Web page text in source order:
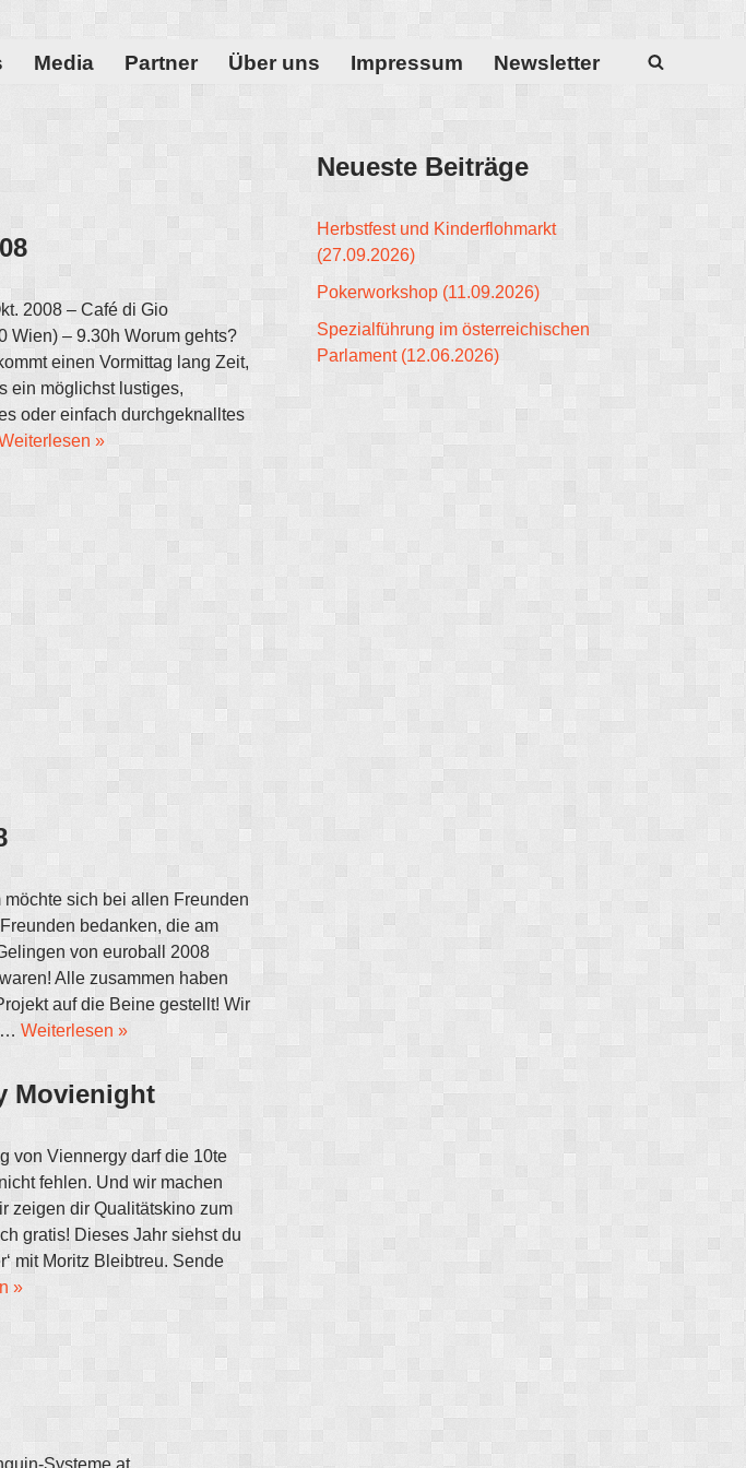
Media Partner Über uns Impressum Newsletter
2008 – Café di Gio
Wien) – 9.30h Worum gehts?
einen Vormittag lang Zeit,
ein möglichst lustiges,
oder einfach durchgeknalltes
»
möchte sich bei allen Freunden
bedanken, die am
von euroball 2008
Alle zusammen haben
auf die Beine gestellt! Wir
Weiterlesen »
Movienight
von Viennergy darf die 10te
fehlen. Und wir machen
zeigen dir Qualitätskino zum
gratis! Dieses Jahr siehst du
mit Moritz Bleibtreu. Sende
»
Neueste Beiträge
Herbstfest und Kinderflohmarkt
(27.09.2026)
Pokerworkshop (11.09.2026)
Spezialführung im österreichischen
Parlament (12.06.2026)
Systeme.at